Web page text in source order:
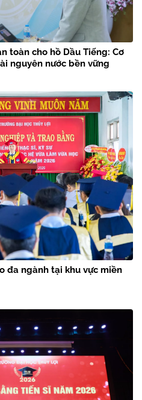
toàn cho hồ Dầu Tiếng: Cơ
nguyên nước bền vững
đa ngành tại khu vực miền